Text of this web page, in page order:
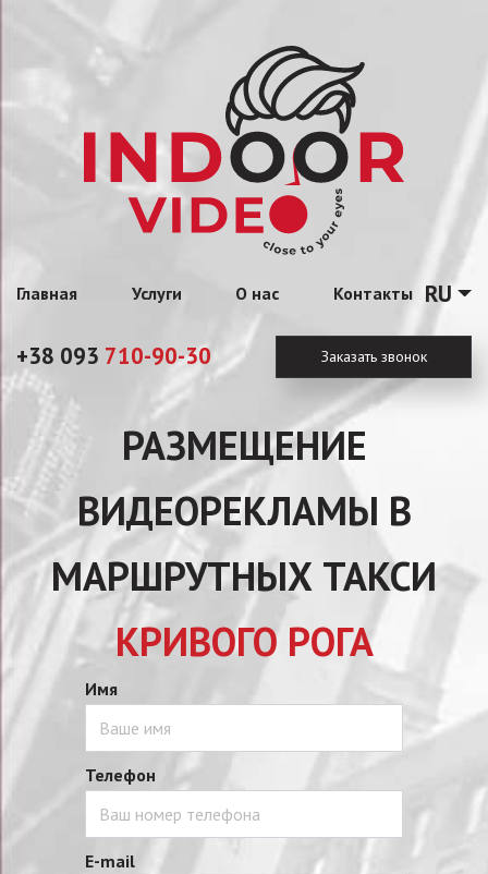
+38 093 710-90-30 Заказать звонок
Главная Услуги О нас Контакты RU
РАЗМЕЩЕНИЕ
ВИДЕОРЕКЛАМЫ В
МАРШРУТНЫХ ТАКСИ
КРИВОГО РОГА
Имя
Телефон
E-mail